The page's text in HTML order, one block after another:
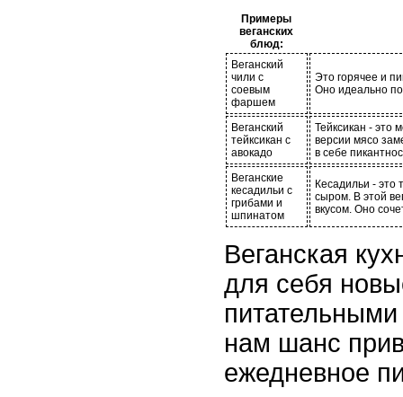
Примеры
веганских
блюд:
Веганский
чили с
соевым
фаршем
Это горячее и
Оно идеально
Веганский
тейксикан с
авокадо
Тейксикан - это
версии мясо
в себе
Веганские
кесадильи с
грибами и
шпинатом
Кесадильи - это
сыром. В этой
вкусом. Оно
Веганская
для себя
нам шанс
ежедневное